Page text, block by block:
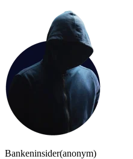
Bankeninsider(anonym)